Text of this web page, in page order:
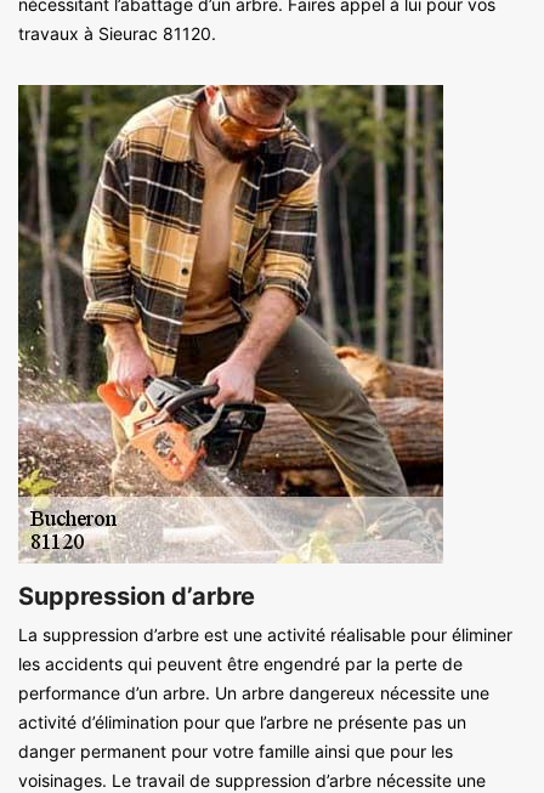
nécessitant l’abattage d’un arbre. Faires appel à lui pour vos
travaux à Sieurac 81120.
Suppression d’arbre
La suppression d’arbre est une activité réalisable pour éliminer
les accidents qui peuvent être engendré par la perte de
performance d’un arbre. Un arbre dangereux nécessite une
activité d’élimination pour que l’arbre ne présente pas un
danger permanent pour votre famille ainsi que pour les
voisinages. Le travail de suppression d’arbre nécessite une